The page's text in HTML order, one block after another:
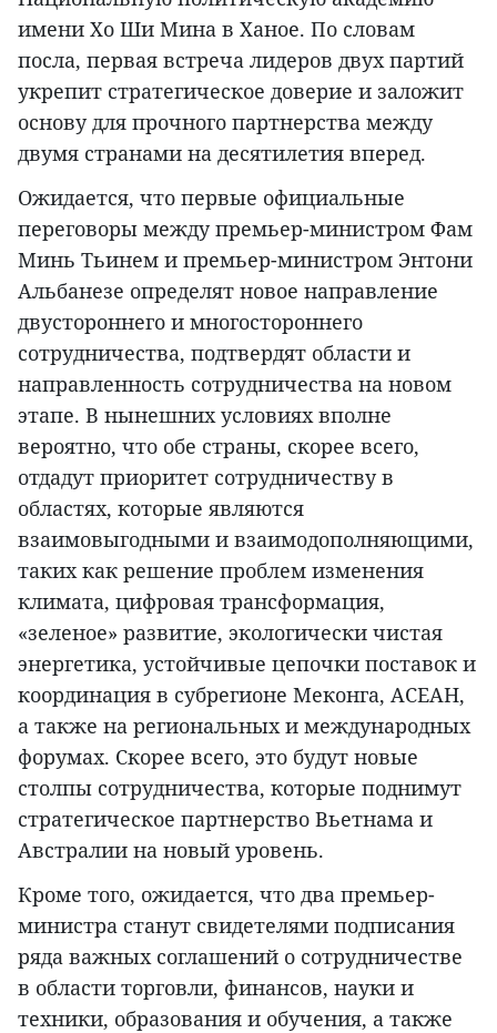
имени Хо Ши Мина в Ханое. По словам
посла, первая встреча лидеров двух партий
укрепит стратегическое доверие и заложит
основу для прочного партнерства между
двумя странами на десятилетия вперед.
Ожидается, что первые официальные
переговоры между премьер-министром Фам
Минь Тьинем и премьер-министром Энтони
Альбанезе определят новое направление
двустороннего и многостороннего
сотрудничества, подтвердят области и
направленность сотрудничества на новом
этапе. В нынешних условиях вполне
вероятно, что обе страны, скорее всего,
отдадут приоритет сотрудничеству в
областях, которые являются
взаимовыгодными и взаимодополняющими,
таких как решение проблем изменения
климата, цифровая трансформация,
«зеленое» развитие, экологически чистая
энергетика, устойчивые цепочки поставок и
координация в субрегионе Меконга, АСЕАН,
а также на региональных и международных
форумах. Скорее всего, это будут новые
столпы сотрудничества, которые поднимут
стратегическое партнерство Вьетнама и
Австралии на новый уровень.
Кроме того, ожидается, что два премьер-
министра станут свидетелями подписания
ряда важных соглашений о сотрудничестве
в области торговли, финансов, науки и
техники, образования и обучения, а также